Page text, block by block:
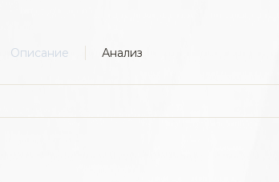
Описание Анализ